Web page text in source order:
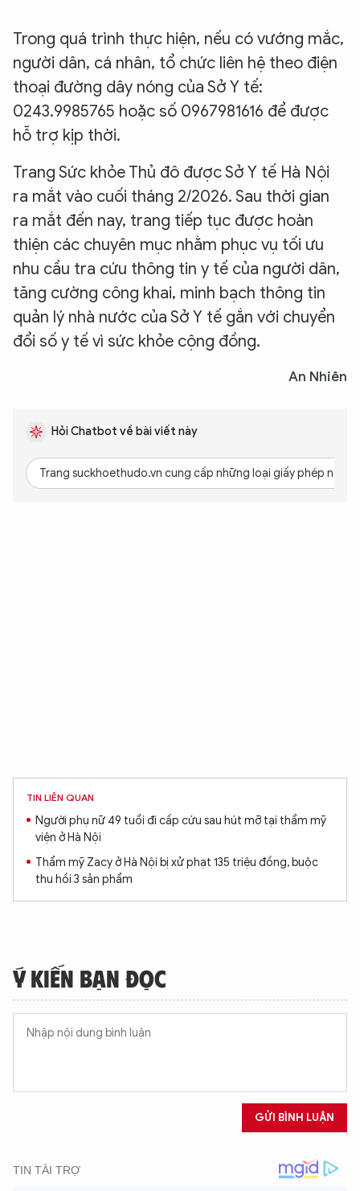
Trong quá trình thực hiện, nếu có vướng mắc,
người dân, cá nhân, tổ chức liên hệ theo điện
thoại đường dây nóng của Sở Y tế:
0243.9985765 hoặc số 0967981616 để được
hỗ trợ kịp thời.
Trang Sức khỏe Thủ đô được Sở Y tế Hà Nội
ra mắt vào cuối tháng 2/2026. Sau thời gian
ra mắt đến nay, trang tiếp tục được hoàn
thiện các chuyên mục nhằm phục vụ tối ưu
nhu cầu tra cứu thông tin y tế của người dân,
tăng cường công khai, minh bạch thông tin
quản lý nhà nước của Sở Y tế gắn với chuyển
đổi số y tế vì sức khỏe cộng đồng.
An Nhiên
Hỏi Chatbot về bài viết này
Trang suckhoethudo.vn cung cấp những loại giấy phép nào?
TIN LIÊN QUAN
Người phụ nữ 49 tuổi đi cấp cứu sau hút mỡ tại thẩm mỹ
viện ở Hà Nội
Thẩm mỹ Zacy ở Hà Nội bị xử phạt 135 triệu đồng, buộc
thu hồi 3 sản phẩm
Ý KIẾN BẠN ĐỌC
GỬI BÌNH LUẬN